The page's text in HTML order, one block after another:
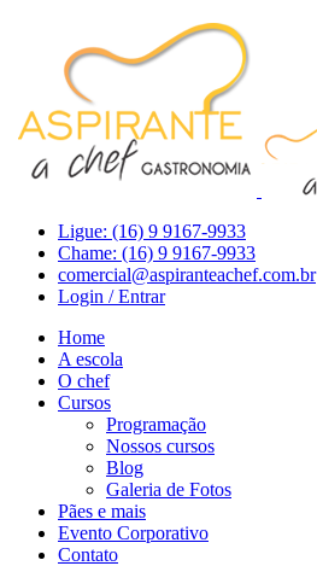
Ligue: (16) 9 9167-9933
Chame: (16) 9 9167-9933
comercial@aspiranteachef.com.br
Login / Entrar
Home
A escola
O chef
Cursos
Programação
Nossos cursos
Blog
Galeria de Fotos
Pães e mais
Evento Corporativo
Contato